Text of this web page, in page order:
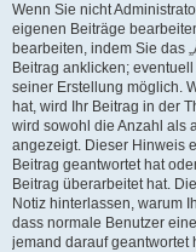
Wenn Sie nicht
eigenen Beiträge
bearbeiten, indem Sie das
Beitrag anklicken;
seiner Erstellung möglich.
hat, wird Ihr Beitrag in der
wird sowohl die Anzahl als
angezeigt. Dieser Hinweis
Beitrag geantwortet hat
Beitrag überarbeitet hat.
Notiz hinterlassen, warum
dass normale Benutzer
jemand darauf geantwortet